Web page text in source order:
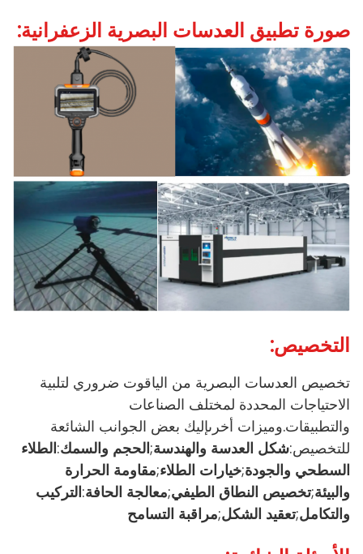
صورة تطبيق العدسات البصرية الزعفرانية:
التخصيص:
تخصيص العدسات البصرية من الياقوت ضروري لتلبية
الاحتياجات المحددة لمختلف الصناعات
والتطبيقات.وميزات أخرىإليك بعض الجوانب الشائعة
للتخصيص:شكل العدسة والهندسة;الحجم والسمك:الطلاء
السطحي والجودة;خيارات الطلاء;مقاومة الحرارة
والبيئة;تخصيص النطاق الطيفي;معالجة الحافة:التركيب
والتكامل;تعقيد الشكل;مراقبة التسامح